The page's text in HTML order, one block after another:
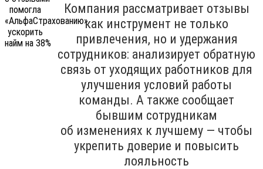
Компания рассматривает отзывы
как инструмент не только
привлечения, но и удержания
сотрудников: анализирует обратную
связь от уходящих работников для
улучшения условий работы
команды. А также сообщает
бывшим сотрудникам
об изменениях к лучшему — чтобы
укрепить доверие и повысить
лояльность